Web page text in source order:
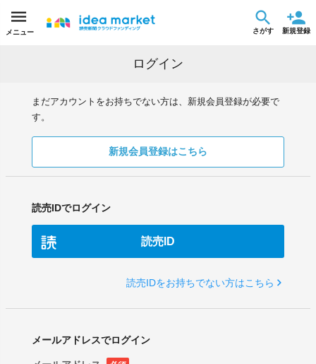
メニュー さがす 新規登録
ログイン
まだアカウントをお持ちでない方は、新規会員登録が必要で
す。
新規会員登録はこちら
読売IDでログイン
読売ID
読売IDをお持ちでない方はこちら
メールアドレスでログイン